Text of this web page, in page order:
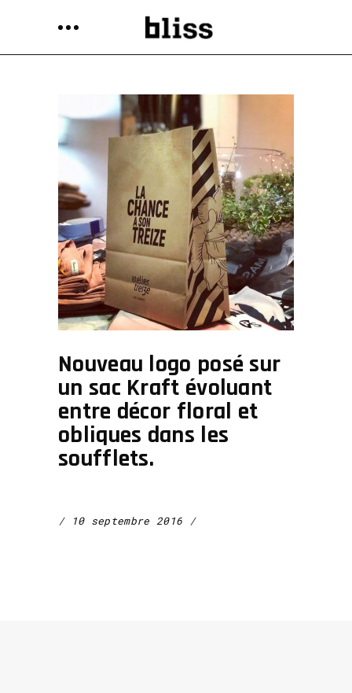
Nouveau logo posé sur
un sac Kraft évoluant
entre décor floral et
obliques dans les
soufflets.
10 septembre 2016